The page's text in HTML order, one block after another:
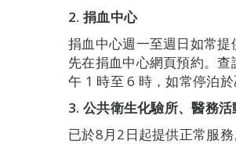
2. 捐血中心
捐血中心週一至週日如常
先在捐血中心網頁預約。
午 1 時至 6 時，如常停泊
3. 公共衛生化驗所、醫務
已於8月2日起提供正常服務